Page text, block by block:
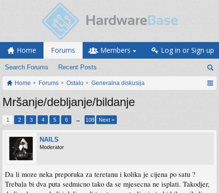
Home Forums
Search Forums Recent Posts
Members Log in or Sign up
Home Forums Ostalo Generalna diskusija
Mršanje/debljanje/bildanje
1 2 3 4 5 6 → 108 Next >
NAILS
Moderator
Da li moze neka preporuka za teretanu i kolika je cijena po satu ?
Trebala bi dva puta sedmicno tako da se mjesecna ne isplati. Takodjer,